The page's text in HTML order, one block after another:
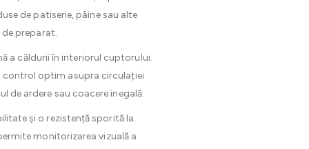
de patiserie, pâine sau alte
preparat.
a căldurii în interiorul cuptorului.
control optim asupra circulației
de ardere sau coacere inegală.
și o rezistență sporită la
monitorizarea vizuală a